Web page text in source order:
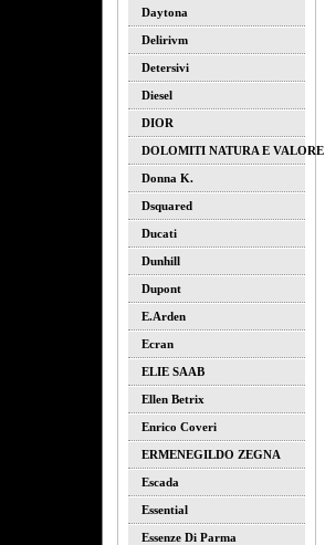
Daytona
Delirivm
Detersivi
Diesel
DIOR
DOLOMITI NATURA E VALORE
Donna K.
Dsquared
Ducati
Dunhill
Dupont
E.arden
Ecran
ELIE SAAB
Ellen Betrix
Enrico Coveri
ERMENEGILDO ZEGNA
Escada
Essential
Essenze Di Parma